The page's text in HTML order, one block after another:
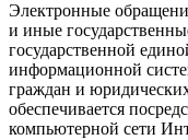
Электронные
и иные
государственной
информационной
граждан и
обеспечивается
компьютерной сети